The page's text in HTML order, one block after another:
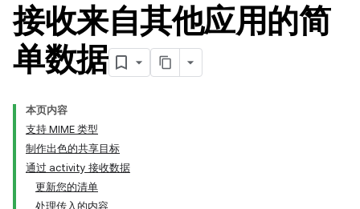
接收来自其他应用的简
单数据
本页内容
支持 MIME 类型
制作出色的共享目标
通过 activity 接收数据
更新您的清单
处理传入的内容